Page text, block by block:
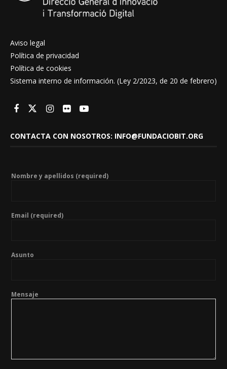
Aviso legal
Política de privacidad
Política de cookies
Sistema interno de información. (Ley 2/2023, de 20 de febrero)
CONTACTA CON NOSOTROS: INFO@FUNDACIOBIT.ORG
Nombre y apellidos (required)
Email (required)
Asunto
Mensaje